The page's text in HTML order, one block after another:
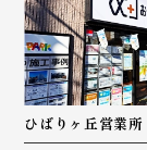
ひばりヶ丘営業所